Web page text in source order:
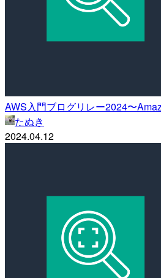
AWS入門ブログリレー2024〜
たぬき
2024.04.12